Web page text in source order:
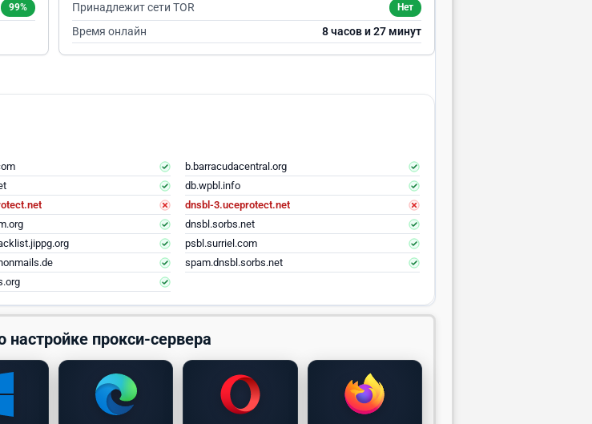
99%
Принадлежит сети TOR
Нет
Время онлайн 8 часов и 27 минут
b.barracudacentral.org
db.wpbl.info
dnsbl-3.uceprotect.net
dnsbl.sorbs.net
psbl.surriel.com
spam.dnsbl.sorbs.net
настройке прокси-сервера